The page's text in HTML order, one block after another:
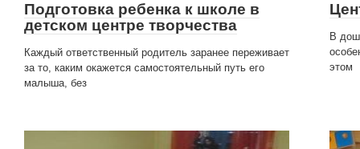
Подготовка ребенка к школе в
детском центре творчества
Каждый ответственный родитель заранее переживает
за то, каким окажется самостоятельный путь его
малыша, без
В
этом